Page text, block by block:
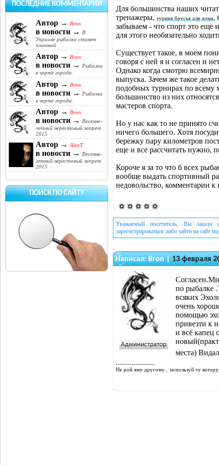
ПОСЛЕДНИЕ КОММЕНТАРИИ
Автор → Bron
в новости →
В
Украине рыбалка станет
платной
Автор → Bron
в новости →
Рыбалка
в черте города.
Автор → Bron
в новости →
Рыбалка
в черте города.
Автор → Bron
в новости →
Весенне-
летний нерестовый запрет
2015
Автор → AlexT
в новости →
Весенне-
летний нерестовый запрет
2015
ПОИСК ПО САЙТУ
Для большинства наших
тренажеры, турник брусья для дома,
забываем - что спорт это еще
для этого необязательно
Существует такое, в моем
говоря с ней я и согласен и
Однако когда смотрю
выпуска. Зачем же такое
подобных турнирах по всему
большинство из них
мастеров спорта.
Но у нас как то не принято
ничего большего. Хотя
бережку пару километров
еще и все рассчитать нужно,
Короче я за то что б всех
вообще выдать спортивный
недовольство, комментарии
Уважаемый посетитель, Вы зашли
зарегистрироваться либо зайти на сайт
Написал:Bron|13 февраля
по рыбалке
всяких
очень
помощью
привезти к
и всё капец
места)
--------------------
Не рой яму другому... используй ту